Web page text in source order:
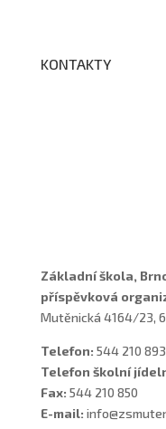
KONTAKTY
Základní škola,
příspěvková
Mutěnická 4164/23,
Telefon: 544 210 893
Telefon školní
Fax: 544 210 850
E-mail: